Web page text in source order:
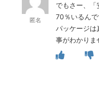
匿名
でもさー、
70％いるんで
パッケージは
事がわかりま